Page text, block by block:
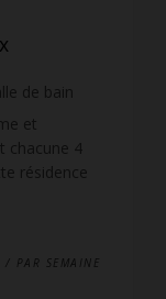
de bain
et
chacune 4
résidence
/ PAR SEMAINE